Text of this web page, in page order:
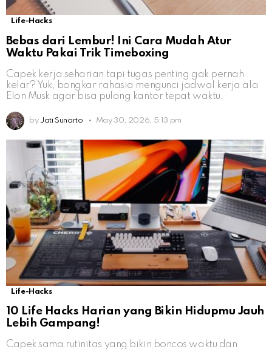
Life-Hacks
Bebas dari Lembur! Ini Cara Mudah Atur
Waktu Pakai Trik Timeboxing
Capek kerja seharian tapi tugas penting gak pernah
kelar? Yuk, bongkar rahasia mengunci jadwal kerja ala
Elon Musk agar bisa pulang kantor tepat waktu.
by Jati Sunarto May 30, 2026, 5:13 pm
Life-Hacks
10 Life Hacks Harian yang Bikin Hidupmu Jauh
Lebih Gampang!
Capek sama rutinitas yang bikin boncos waktu dan